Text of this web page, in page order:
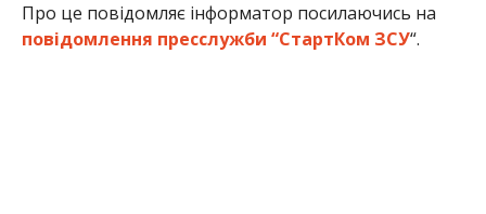
Про це повідомляє інформатор посилаючись на
повідомлення пресслужби “СтартКом ЗСУ“.